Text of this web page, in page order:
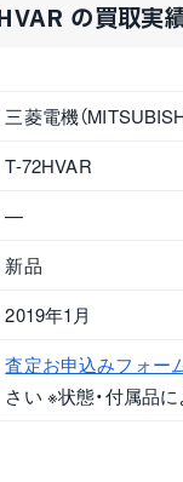
の買取実
三菱電機（
T-72HVAR
—
新品
2019年1月
査定お申込みフォー
さい ※状態・付属品